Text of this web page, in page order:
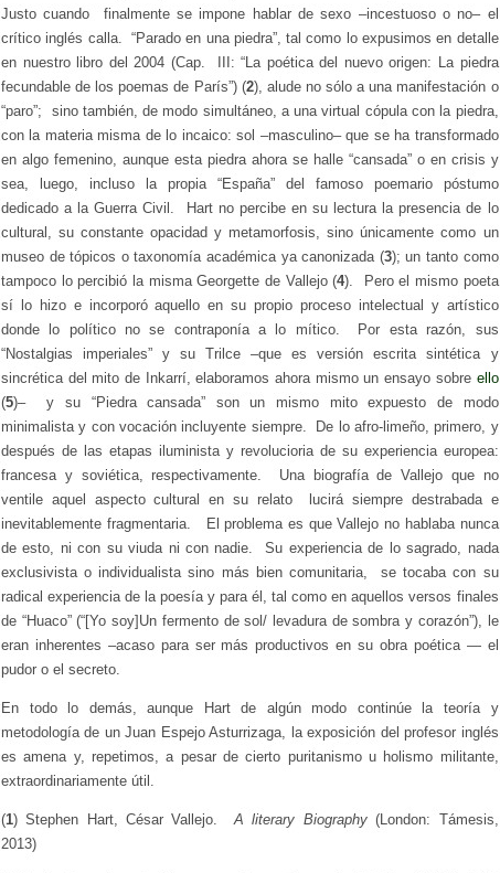
Justo cuando finalmente se impone hablar de sexo –incestuoso o no– el
crítico inglés calla. “Parado en una piedra”, tal como lo expusimos en detalle
en nuestro libro del 2004 (Cap. III: “La poética del nuevo origen: La piedra
fecundable de los poemas de París”) (2), alude no sólo a una manifestación o
“paro”; sino también, de modo simultáneo, a una virtual cópula con la piedra,
con la materia misma de lo incaico: sol –masculino– que se ha transformado
en algo femenino, aunque esta piedra ahora se halle “cansada” o en crisis y
sea, luego, incluso la propia “España” del famoso poemario póstumo
dedicado a la Guerra Civil. Hart no percibe en su lectura la presencia de lo
cultural, su constante opacidad y metamorfosis, sino únicamente como un
museo de tópicos o taxonomía académica ya canonizada (3); un tanto como
tampoco lo percibió la misma Georgette de Vallejo (4). Pero el mismo poeta
sí lo hizo e incorporó aquello en su propio proceso intelectual y artístico
donde lo político no se contraponía a lo mítico. Por esta razón, sus
“Nostalgias imperiales” y su Trilce –que es versión escrita sintética y
sincrética del mito de Inkarrí, elaboramos ahora mismo un ensayo sobre ello
(5)– y su “Piedra cansada” son un mismo mito expuesto de modo
minimalista y con vocación incluyente siempre. De lo afro-limeño, primero, y
después de las etapas iluminista y revolucioria de su experiencia europea:
francesa y soviética, respectivamente. Una biografía de Vallejo que no
ventile aquel aspecto cultural en su relato lucirá siempre destrabada e
inevitablemente fragmentaria. El problema es que Vallejo no hablaba nunca
de esto, ni con su viuda ni con nadie. Su experiencia de lo sagrado, nada
exclusivista o individualista sino más bien comunitaria, se tocaba con su
radical experiencia de la poesía y para él, tal como en aquellos versos finales
de “Huaco” (“[Yo soy]Un fermento de sol/ levadura de sombra y corazón”), le
eran inherentes –acaso para ser más productivos en su obra poética — el
pudor o el secreto.
En todo lo demás, aunque Hart de algún modo continúe la teoría y
metodología de un Juan Espejo Asturrizaga, la exposición del profesor inglés
es amena y, repetimos, a pesar de cierto puritanismo u holismo militante,
extraordinariamente útil.
(1) Stephen Hart, César Vallejo.A literary Biography(London: Támesis,
2013)